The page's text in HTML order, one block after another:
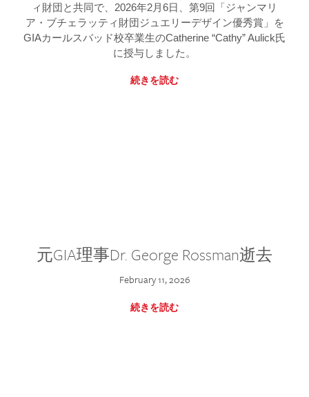
ィ財団と共同で、2026年2月6日、第9回「ジャンマリ
ア・ブチェラッティ財団ジュエリーデザイン優秀賞」を
GIAカールスバッド校卒業生のCatherine “Cathy” Aulick氏
に授与しました。
続きを読む
元GIA理事Dr. George Rossman逝去
February 11, 2026
続きを読む